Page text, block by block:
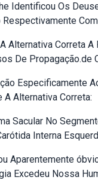
Identificou Os
Respectivamente
Alternativa Correta
De Propagação.de
Especificamente
A Alternativa Correta:
Sacular No
Interna
Aparentemente
Excedeu Nossa